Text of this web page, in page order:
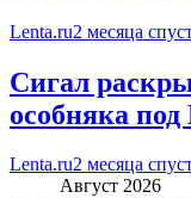
Lenta.ru2 месяца
Сигал
особняка
Lenta.ru2 месяца
Август 2026